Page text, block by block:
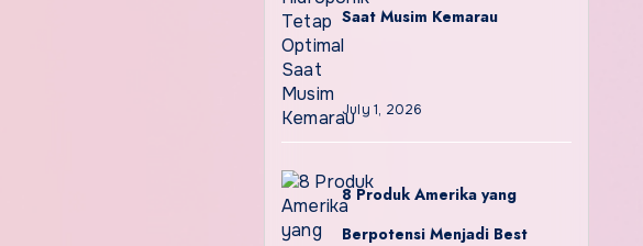
Saat Musim Kemarau
July 1, 2026
8 Produk Amerika yang
Berpotensi Menjadi Best